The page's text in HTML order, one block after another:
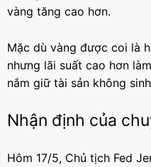
vàng tăng cao hơn.
Mặc dù vàng được coi là
nhưng lãi suất cao hơn
nắm giữ tài sản không
Nhận định của
Hôm 17/5, Chủ tịch Fed